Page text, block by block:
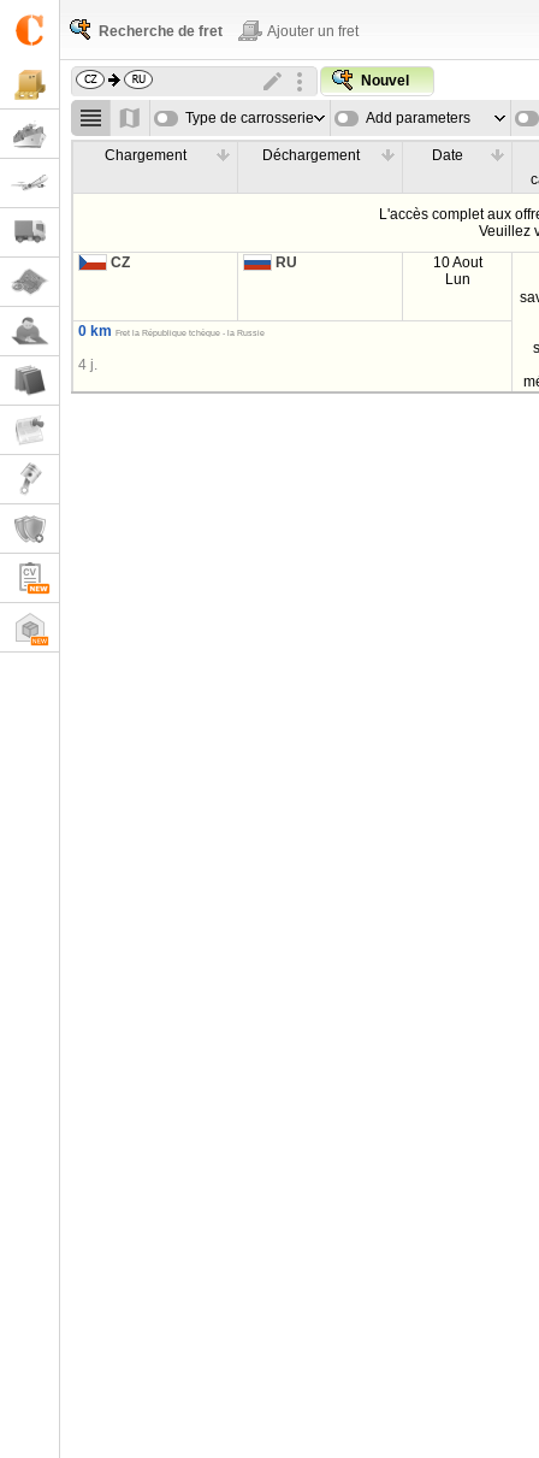
Recherche de fret Ajouter un fret
Nouvel
Type de carrosserie Add parameters
Chargement Déchargement
Date
L'accès complet aux
Veuillez
CZ
RU
10 Aout
Lun
0 km Fret la République tchèque - la Russie
4 j.